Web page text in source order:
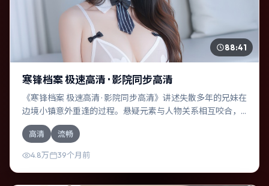
88:41
寒锋档案 极速高清 · 影院同步高清
《寒锋档案 极速高清 · 影院同步高清》讲述失散多年的兄妹在
边境小镇意外重逢的过程。悬疑元素与人物关系相互咬合，
章子怡、凯特·布兰切特的对手戏尤为出彩。导演维伦纽瓦善
于在长镜头中积蓄张力，本片亦在中国台湾实地取景，增强
真实质感。
高清 流畅
4.8万 39个月前